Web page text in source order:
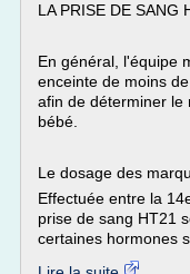
LA PRISE DE SANG
En général, l'équipe
enceinte de moins
afin de déterminer le
bébé.
Le dosage des
Effectuée entre la
prise de sang HT21
certaines hormones